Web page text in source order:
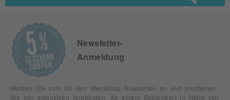
Newsletter-
Anmeldung
Melden Sie sich für den WeinShop Newsletter an und profitieren
Sie von exklusiven Angeboten. Ab einem Bestellwert in Höhe von